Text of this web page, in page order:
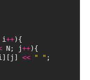
i++){
N; j++){
<< " " ;